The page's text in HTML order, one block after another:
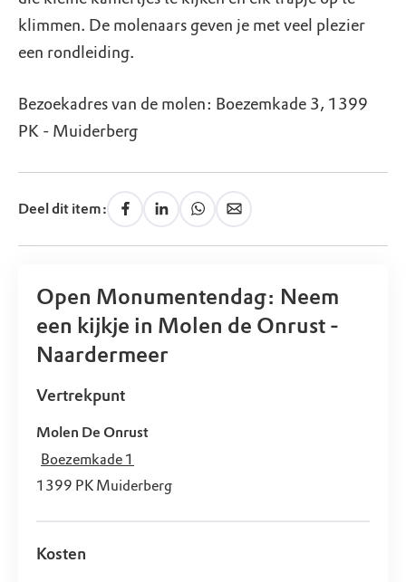
klimmen. De molenaars geven je met veel plezier
een rondleiding.
Bezoekadres van de molen: Boezemkade 3, 1399
PK - Muiderberg
Deel dit item:
Open Monumentendag: Neem
een kijkje in Molen de Onrust -
Naardermeer
Vertrekpunt
Molen De Onrust
Boezemkade 1
1399 PK Muiderberg
Kosten